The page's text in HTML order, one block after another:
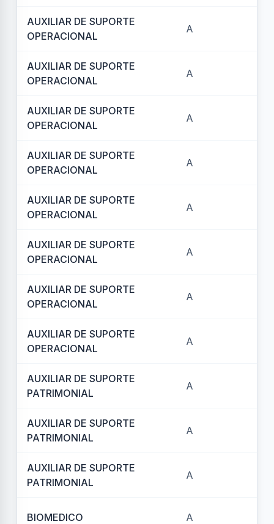
AUXILIAR DE SUPORTE
OPERACIONAL
A
AUXILIAR DE SUPORTE
OPERACIONAL
A
AUXILIAR DE SUPORTE
OPERACIONAL
A
AUXILIAR DE SUPORTE
OPERACIONAL
A
AUXILIAR DE SUPORTE
OPERACIONAL
A
AUXILIAR DE SUPORTE
OPERACIONAL
A
AUXILIAR DE SUPORTE
OPERACIONAL
A
AUXILIAR DE SUPORTE
OPERACIONAL
A
AUXILIAR DE SUPORTE
PATRIMONIAL
A
AUXILIAR DE SUPORTE
PATRIMONIAL
A
AUXILIAR DE SUPORTE
PATRIMONIAL
A
BIOMEDICO A